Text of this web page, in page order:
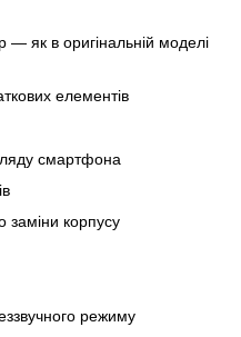
— як в оригінальній моделі
елементів
смартфона
заміни корпусу
режиму